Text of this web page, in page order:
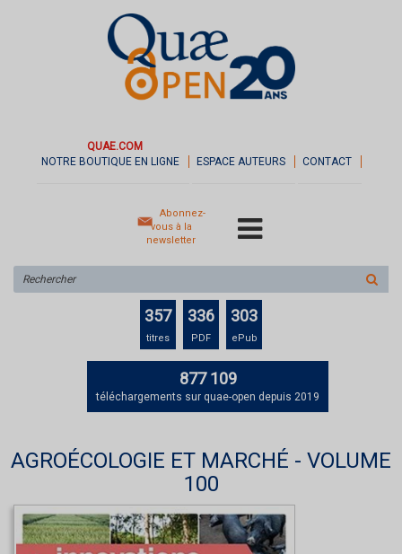
QUAE.COM
NOTRE BOUTIQUE EN LIGNE
ESPACE AUTEURS CONTACT
Abonnez-
vous à la
newsletter
sur
le
357
titres
336
PDF
303
ePub
877 109
téléchargements sur quae-open depuis 2019
AGROÉCOLOGIE ET MARCHÉ - VOLUME
100